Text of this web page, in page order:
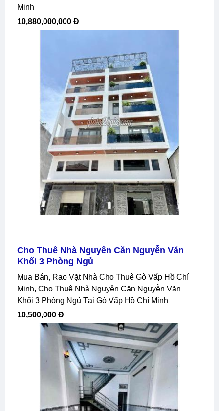
Minh
10,880,000,000 Đ
Cho Thuê Nhà Nguyên Căn Nguyễn Văn
Khối 3 Phòng Ngủ
Mua Bán, Rao Vặt Nhà Cho Thuê Gò Vấp Hồ Chí
Minh, Cho Thuê Nhà Nguyên Căn Nguyễn Văn
Khối 3 Phòng Ngủ Tại Gò Vấp Hồ Chí Minh
10,500,000 Đ